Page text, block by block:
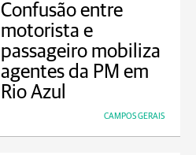
Confusão entre
motorista e
passageiro mobiliza
agentes da PM em
Rio Azul
CAMPOS GERAIS